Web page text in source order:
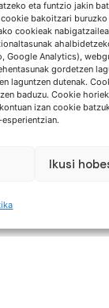
eta funtzio jakin
bakoitzari
cookieak
Google Analytics),
gordetzen
laguntzen dutenak.
baduzu. Cookie
izan cookie
Ikusi